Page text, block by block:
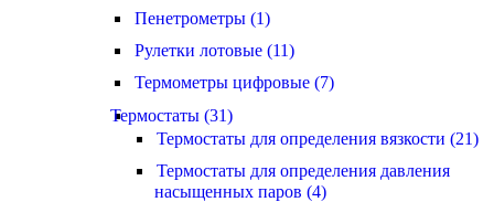
Пенетрометры (1)
Рулетки лотовые (11)
Термометры цифровые (7)
Термостаты (31)
Термостаты для определения вязкости (21)
Термостаты для определения давления
насыщенных паров (4)